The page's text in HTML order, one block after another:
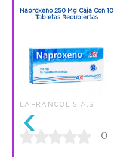
‹
Naproxeno 250 Mg Caja Con 10
Tabletas Recubiertas
LAFRANCOL S.A.S
0